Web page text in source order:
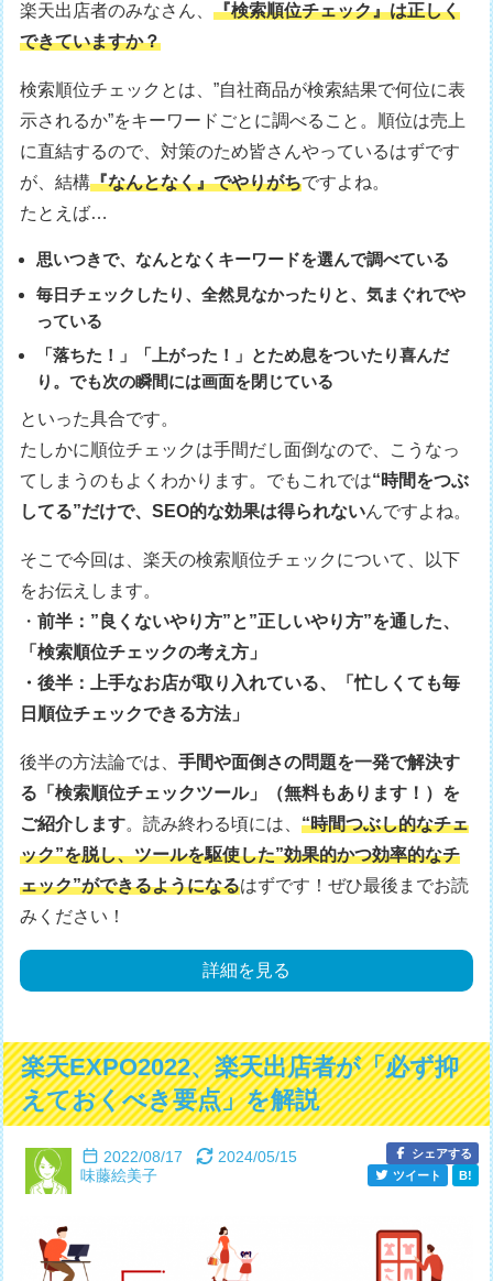
楽天出店者のみなさん、『検索順位チェック』は正しく
できていますか？
検索順位チェックとは、”自社商品が検索結果で何位に表
示されるか”をキーワードごとに調べること。順位は売上
に直結するので、対策のため皆さんやっているはずです
が、結構『なんとなく』でやりがちですよね。
たとえば…
思いつきで、なんとなくキーワードを選んで調べている
毎日チェックしたり、全然見なかったりと、気まぐれでや
っている
「落ちた！」「上がった！」とため息をついたり喜んだ
り。でも次の瞬間には画面を閉じている
といった具合です。
たしかに順位チェックは手間だし面倒なので、こうなっ
てしまうのもよくわかります。でもこれでは“時間をつぶ
してる”だけで、SEO的な効果は得られないんですよね。
そこで今回は、楽天の検索順位チェックについて、以下
をお伝えします。
・前半：”良くないやり方”と”正しいやり方”を通した、
「検索順位チェックの考え方」
・後半：上手なお店が取り入れている、「忙しくても毎
日順位チェックできる方法」
後半の方法論では、手間や面倒さの問題を一発で解決す
る「検索順位チェックツール」（無料もあります！）を
ご紹介します。読み終わる頃には、“時間つぶし的なチェ
ック”を脱し、ツールを駆使した”効果的かつ効率的なチ
ェック”ができるようになるはずです！ぜひ最後までお読
みください！
詳細を見る
楽天EXPO2022、楽天出店者が「必ず抑
えておくべき要点」を解説
2022/08/17
2024/05/15
味藤絵美子
シェアする
ツイート
B!